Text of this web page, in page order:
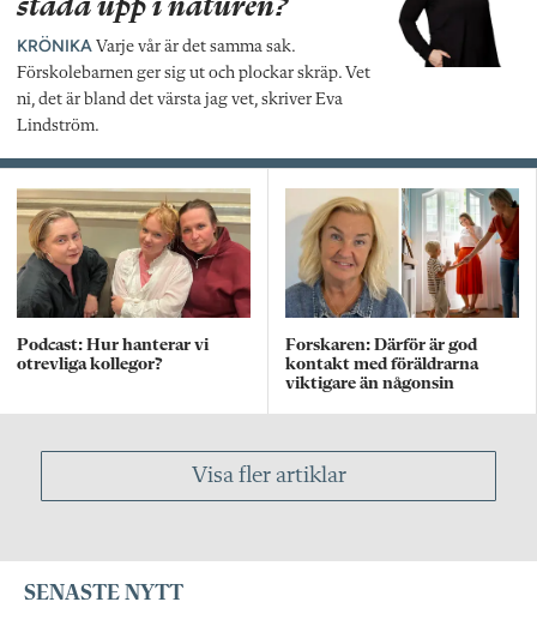
städa upp i naturen?
KRÖNIKA Varje vår är det samma sak.
Förskolebarnen ger sig ut och plockar skräp. Vet
ni, det är bland det värsta jag vet, skriver Eva
Lindström.
Podcast: Hur hanterar vi
otrevliga kollegor?
Forskaren: Därför är god
kontakt med föräldrarna
viktigare än någonsin
Visa fler artiklar
SENASTE NYTT